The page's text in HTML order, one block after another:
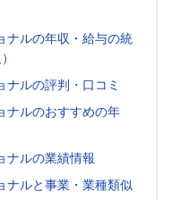
ナルの年収・給与の統
ルの評判・口コミ
ナルのおすすめの年
ナルの業績情報
ナルと事業・業種類似